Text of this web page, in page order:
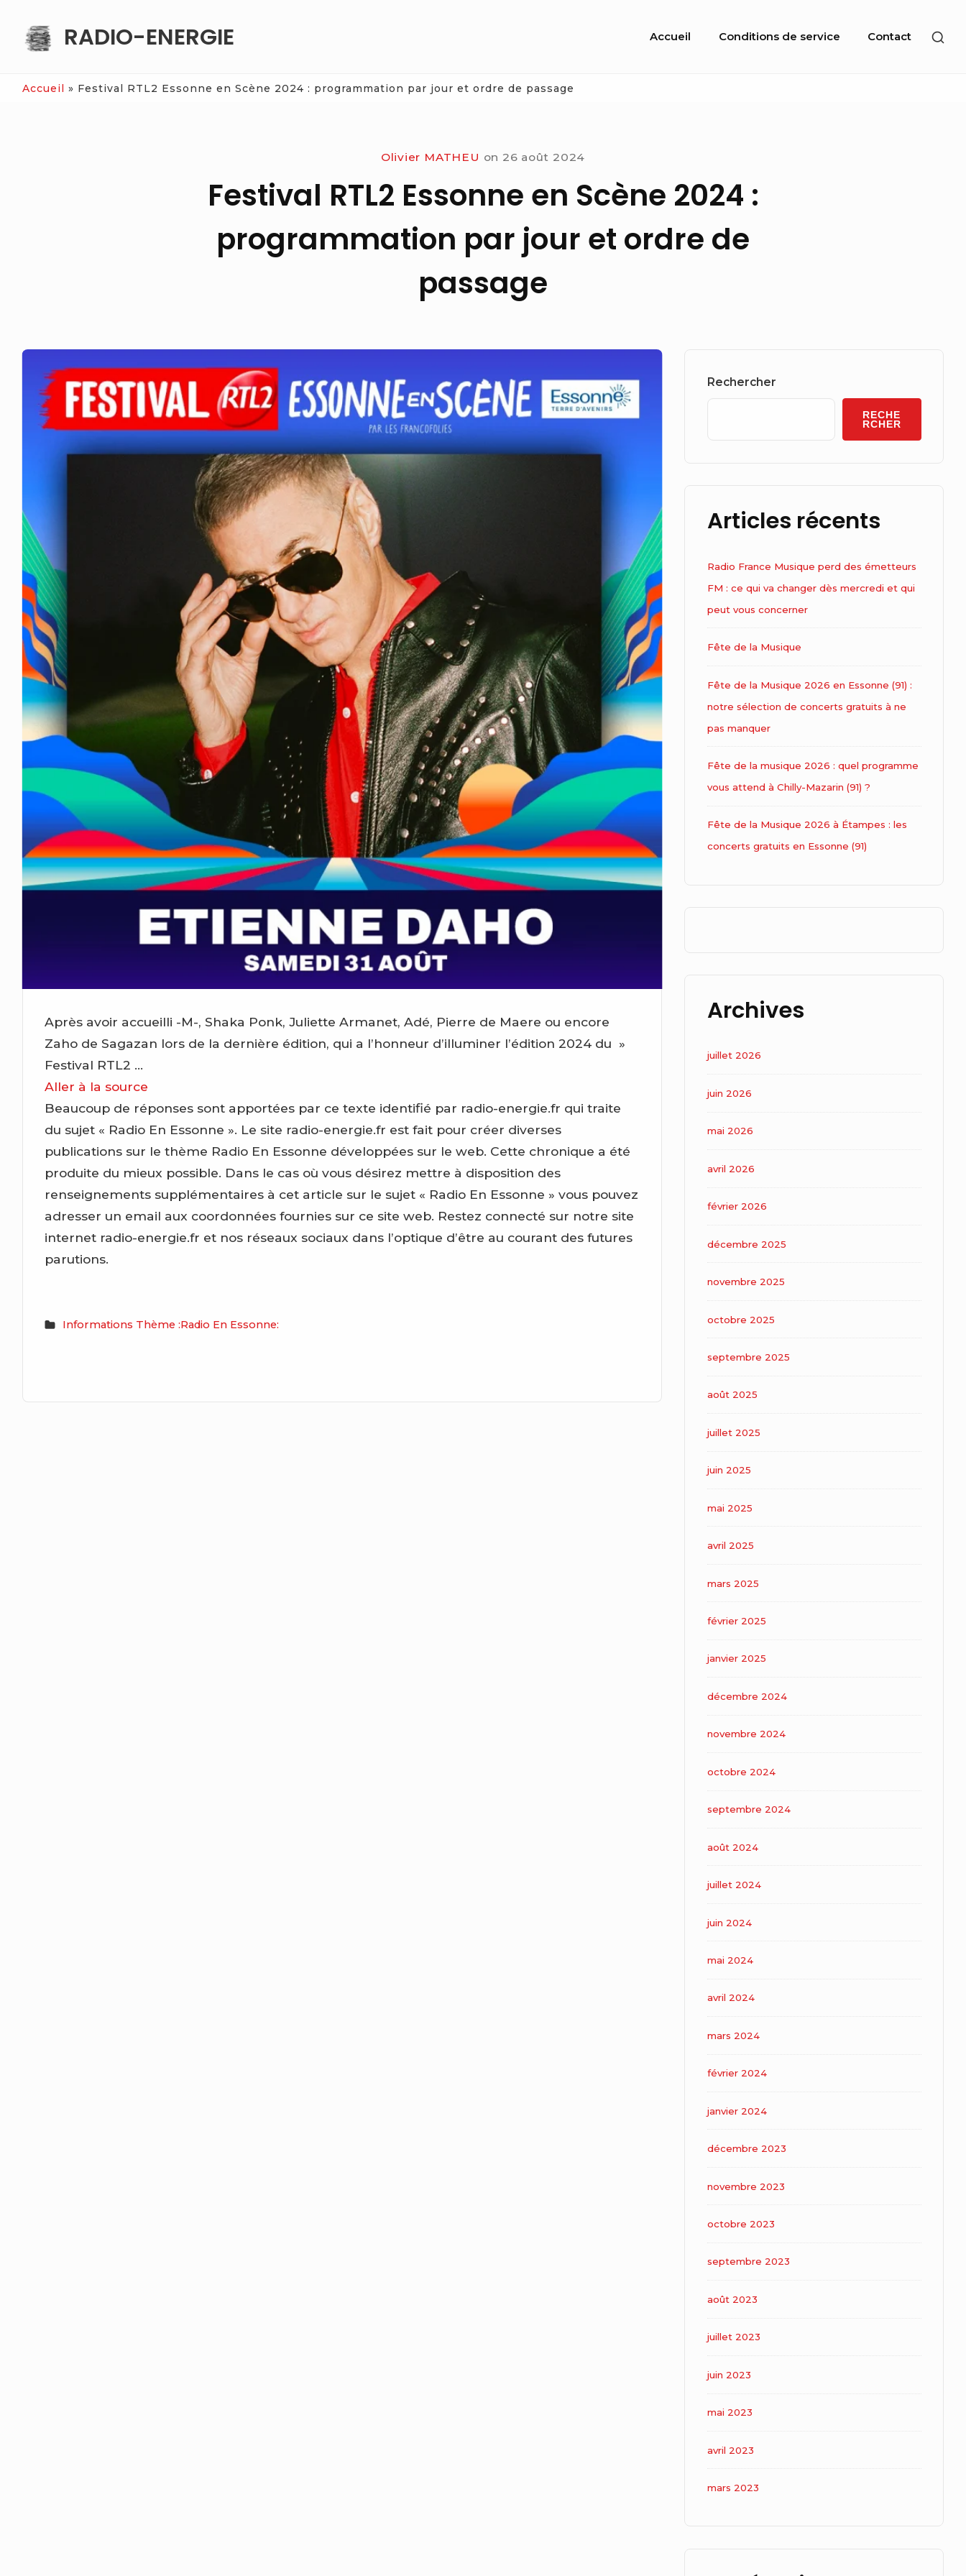
content
RADIO-ENERGIE
Site
Accueil Conditions de service Contact
Accueil » Festival RTL2 Essonne en Scène 2024 : programmation par jour et ordre de passage
Olivier MATHEU on 26 août 2024
Festival RTL2 Essonne en Scène 2024 :
programmation par jour et ordre de
passage
Après avoir accueilli -M-, Shaka Ponk, Juliette Armanet, Adé, Pierre de Maere ou encore
Zaho de Sagazan lors de la dernière édition, qui a l’honneur d’illuminer l’édition 2024 du »
Festival RTL2 …
Aller à la source
Beaucoup de réponses sont apportées par ce texte identifié par radio-energie.fr qui traite
du sujet « Radio En Essonne ». Le site radio-energie.fr est fait pour créer diverses
publications sur le thème Radio En Essonne développées sur le web. Cette chronique a été
produite du mieux possible. Dans le cas où vous désirez mettre à disposition des
renseignements supplémentaires à cet article sur le sujet « Radio En Essonne » vous pouvez
adresser un email aux coordonnées fournies sur ce site web. Restez connecté sur notre site
internet radio-energie.fr et nos réseaux sociaux dans l’optique d’être au courant des futures
parutions.
Informations Thème :Radio En Essonne:
Widget
Rechercher
RECHE
RCHER
Articles récents
Radio France Musique perd des émetteurs
FM : ce qui va changer dès mercredi et qui
peut vous concerner
Fête de la Musique
Fête de la Musique 2026 en Essonne (91) :
notre sélection de concerts gratuits à ne
pas manquer
Fête de la musique 2026 : quel programme
vous attend à Chilly-Mazarin (91) ?
Fête de la Musique 2026 à Étampes : les
concerts gratuits en Essonne (91)
Archives
juillet 2026
juin 2026
mai 2026
avril 2026
février 2026
décembre 2025
novembre 2025
octobre 2025
septembre 2025
août 2025
juillet 2025
juin 2025
mai 2025
avril 2025
mars 2025
février 2025
janvier 2025
décembre 2024
novembre 2024
octobre 2024
septembre 2024
août 2024
juillet 2024
juin 2024
mai 2024
avril 2024
mars 2024
février 2024
janvier 2024
décembre 2023
novembre 2023
octobre 2023
septembre 2023
août 2023
juillet 2023
juin 2023
mai 2023
avril 2023
mars 2023